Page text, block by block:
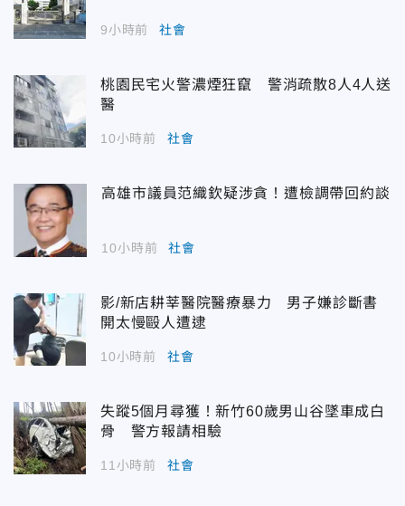
9小時前 社會
桃園民宅火警濃煙狂竄 警消疏散8人4人送
醫
10小時前 社會
高雄市議員范織欽疑涉貪！遭檢調帶回約談
10小時前 社會
影/新店耕莘醫院醫療暴力 男子嫌診斷書
開太慢毆人遭逮
10小時前 社會
失蹤5個月尋獲！新竹60歲男山谷墜車成白
骨 警方報請相驗
11小時前 社會